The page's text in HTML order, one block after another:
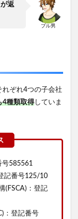
ブル男
返
れぞれ4つの子会社
4種類取得 していま
号585561
記番号125/10
(FSCA)：登記
：登記番号